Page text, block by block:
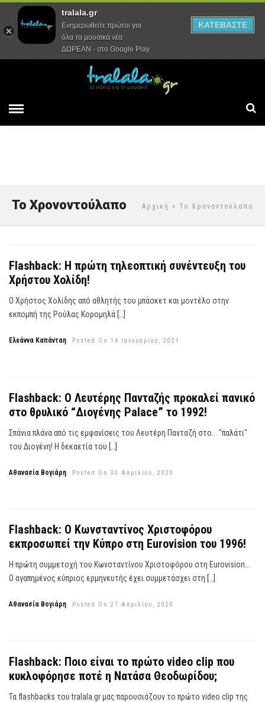
Αρχική Συνεντεύξεις Ρεπορτάζ
Αρχική » Το Χρονοντούλαπο
Το Χρονοντούλαπο
Flashback: Η πρώτη τηλεοπτική συνέντευξη του
Χρήστου Χολίδη!
Ο Χρήστος Χολίδης από αθλητής του μπάσκετ και μοντέλο στην
εκπομπή της Ρούλας Κορομηλά […]
Ελεάννα Καπάνταη Posted On 14 Ιανουαρίου, 2021
Flashback: Ο Λευτέρης Πανταζής προκαλεί πανικό
στο θρυλικό “Διογένης Palace” το 1992!
Σπάνια πλάνα από τις εμφανίσεις του Λευτέρη Πανταζή στο... "παλάτι"
του Διογένη! Η δεκαετία του […]
Αθανασία Βογιάρη Posted On 30 Απριλίου, 2020
Flashback: Ο Κωνσταντίνος Χριστοφόρου
εκπροσωπεί την Κύπρο στη Eurovision του 1996!
Η πρώτη συμμετοχή του Κωνσταντίνου Χριστοφόρου στη Eurovision...
Ο αγαπημένος κύπριος ερμηνευτής έχει συμμετάσχει στη […]
Αθανασία Βογιάρη Posted On 27 Απριλίου, 2020
Flashback: Ποιο είναι το πρώτο video clip που
κυκλοφόρησε ποτέ η Νατάσα Θεοδωρίδου;
Τα flashbacks του tralala.gr μας παρουσιάζουν το πρώτο video clip της
tralala.gr
Ενημερωθείτε πρώτοι για
όλα τα μουσικά νέα
ΔΩΡΕΑΝ - στο Google Play
ΚΑΤΕΒΑΣΤΕ